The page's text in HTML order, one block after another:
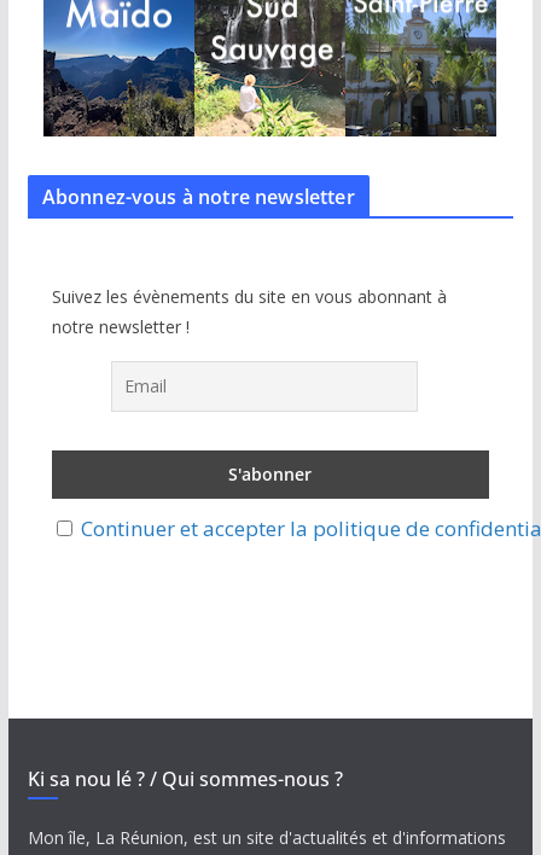
Abonnez-vous à notre newsletter
Suivez les évènements du site en vous abonnant à
notre newsletter !
Continuer et accepter la politique de
Ki sa nou lé ? / Qui sommes-nous ?
Mon île, La Réunion, est un site d'actualités et d'informations